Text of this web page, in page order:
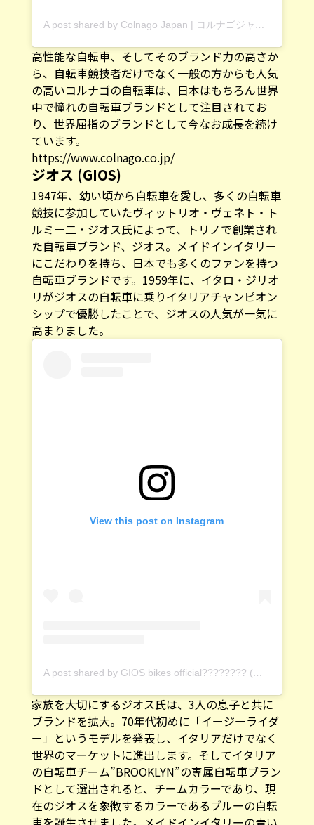
A post shared by Colnago Japan | コルナゴジャパン (@colnago_jpn)
高性能な自転車、そしてそのブランド力の高さか
ら、自転車競技者だけでなく一般の方からも人気
の高いコルナゴの自転車は、日本はもちろん世界
中で憧れの自転車ブランドとして注目されてお
り、世界屈指のブランドとして今なお成長を続け
ています。
https://www.colnago.co.jp/
ジオス (GIOS)
1947年、幼い頃から自転車を愛し、多くの自転車
競技に参加していたヴィットリオ・ヴェネト・ト
ルミー二・ジオス氏によって、トリノで創業され
た自転車ブランド、ジオス。メイドインイタリー
にこだわりを持ち、日本でも多くのファンを持つ
自転車ブランドです。1959年に、イタロ・ジリオ
リがジオスの自転車に乗りイタリアチャンピオン
シップで優勝したことで、ジオスの人気が一気に
高まりました。
View this post on Instagram
A post shared by GIOS bikes official???????? (@gios_official)
家族を大切にするジオス氏は、3人の息子と共に
ブランドを拡大。70年代初めに「イージーライダ
ー」というモデルを発表し、イタリアだけでなく
世界のマーケットに進出します。そしてイタリア
の自転車チーム”BROOKLYN”の専属自転車ブラン
ドとして選出されると、チームカラーであり、現
在のジオスを象徴するカラーであるブルーの自転